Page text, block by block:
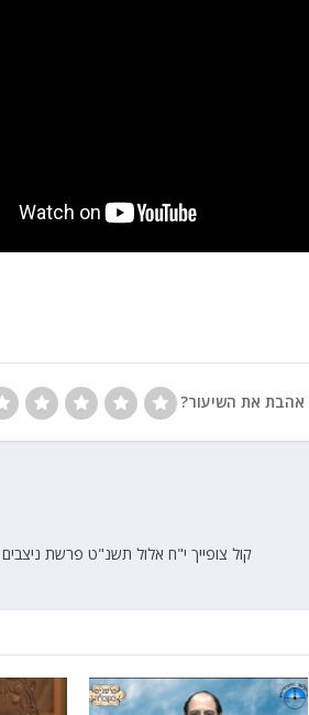
אהבת את השיעור?
קול צופייך י"ח אלול תשנ"ט פרשת